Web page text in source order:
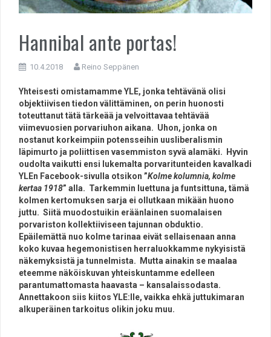
Hannibal ante portas!
10.4.2018 Reino Seppänen
Yhteisesti omistamamme YLE, jonka tehtävänä olisi
objektiivisen tiedon välittäminen, on perin huonosti
toteuttanut tätä tärkeää ja velvoittavaa tehtävää
viimevuosien porvariuhon aikana. Uhon, jonka on
nostanut korkeimpiin potensseihin uusliberalismin
läpimurto ja poliittisen vasemmiston syvä alamäki. Hyvin
oudolta vaikutti ensi lukemalta porvaritunteiden kavalkadi
YLEn Facebook-sivulla otsikon ”Kolme kolumnia, kolme
kertaa 1918” alla. Tarkemmin luettuna ja funtsittuna, tämä
kolmen kertomuksen sarja ei ollutkaan mikään huono
juttu. Siitä muodostuikin eräänlainen suomalaisen
porvariston kollektiiviseen tajunnan obduktio.
Epäilemättä nuo kolme tarinaa eivät sellaisenaan anna
koko kuvaa hegemonistisen herraluokkamme nykyisistä
näkemyksistä ja tunnelmista. Mutta ainakin se maalaa
eteemme näköiskuvan yhteiskuntamme edelleen
parantumattomasta haavasta – kansalaissodasta.
Annettakoon siis kiitos YLE:lle, vaikka ehkä juttukimaran
alkuperäinen tarkoitus olikin joku muu.